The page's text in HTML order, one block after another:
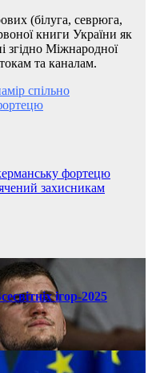
(білуга, севрюга,
книги України як
згідно Міжнародної
та каналам.
спільно
фортецю
захисникам
ігор-2025